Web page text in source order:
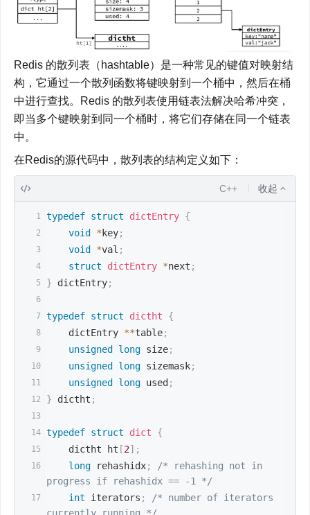
Redis 的散列表（hashtable）是一种常见的键值对映射结
构，它通过一个散列函数将键映射到一个桶中，然后在桶
中进行查找。Redis 的散列表使用链表法解决哈希冲突，
即当多个键映射到同一个桶时，将它们存储在同一个链表
中。
在Redis的源代码中，散列表的结构定义如下：
C++ 收起
typedef struct dictEntry {
void
* key;
void
*val ;
struct
dictEntry *next ;
} dictEntry;
typedef struct dictht
{
    dictEntry
**table;
unsigned
long size;
unsigned
long sizemask;
unsigned
long used ;
} dictht ;
typedef struct dict
{
    dictht ht
[2] ;
long rehashidx;
/* rehashing not in
progress if rehashidx == -1 */
int iterators ;
/* number of iterators